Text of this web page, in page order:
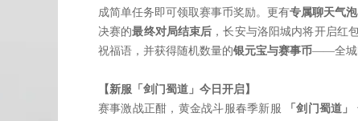
成简单任务即可领取赛事币奖励。更有专属聊天气泡
决赛的最终对局结束后 ，长安与洛阳城内将开启红
祝福语，并获得随机数量的银元宝与赛事币——全城
【新服「剑门蜀道」今日开启】
赛事激战正酣，黄金战斗服春季新服
「剑门蜀道」